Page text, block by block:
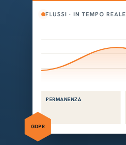
FLUSSI · IN TEMPO REALE
PERMANENZA
GDPR